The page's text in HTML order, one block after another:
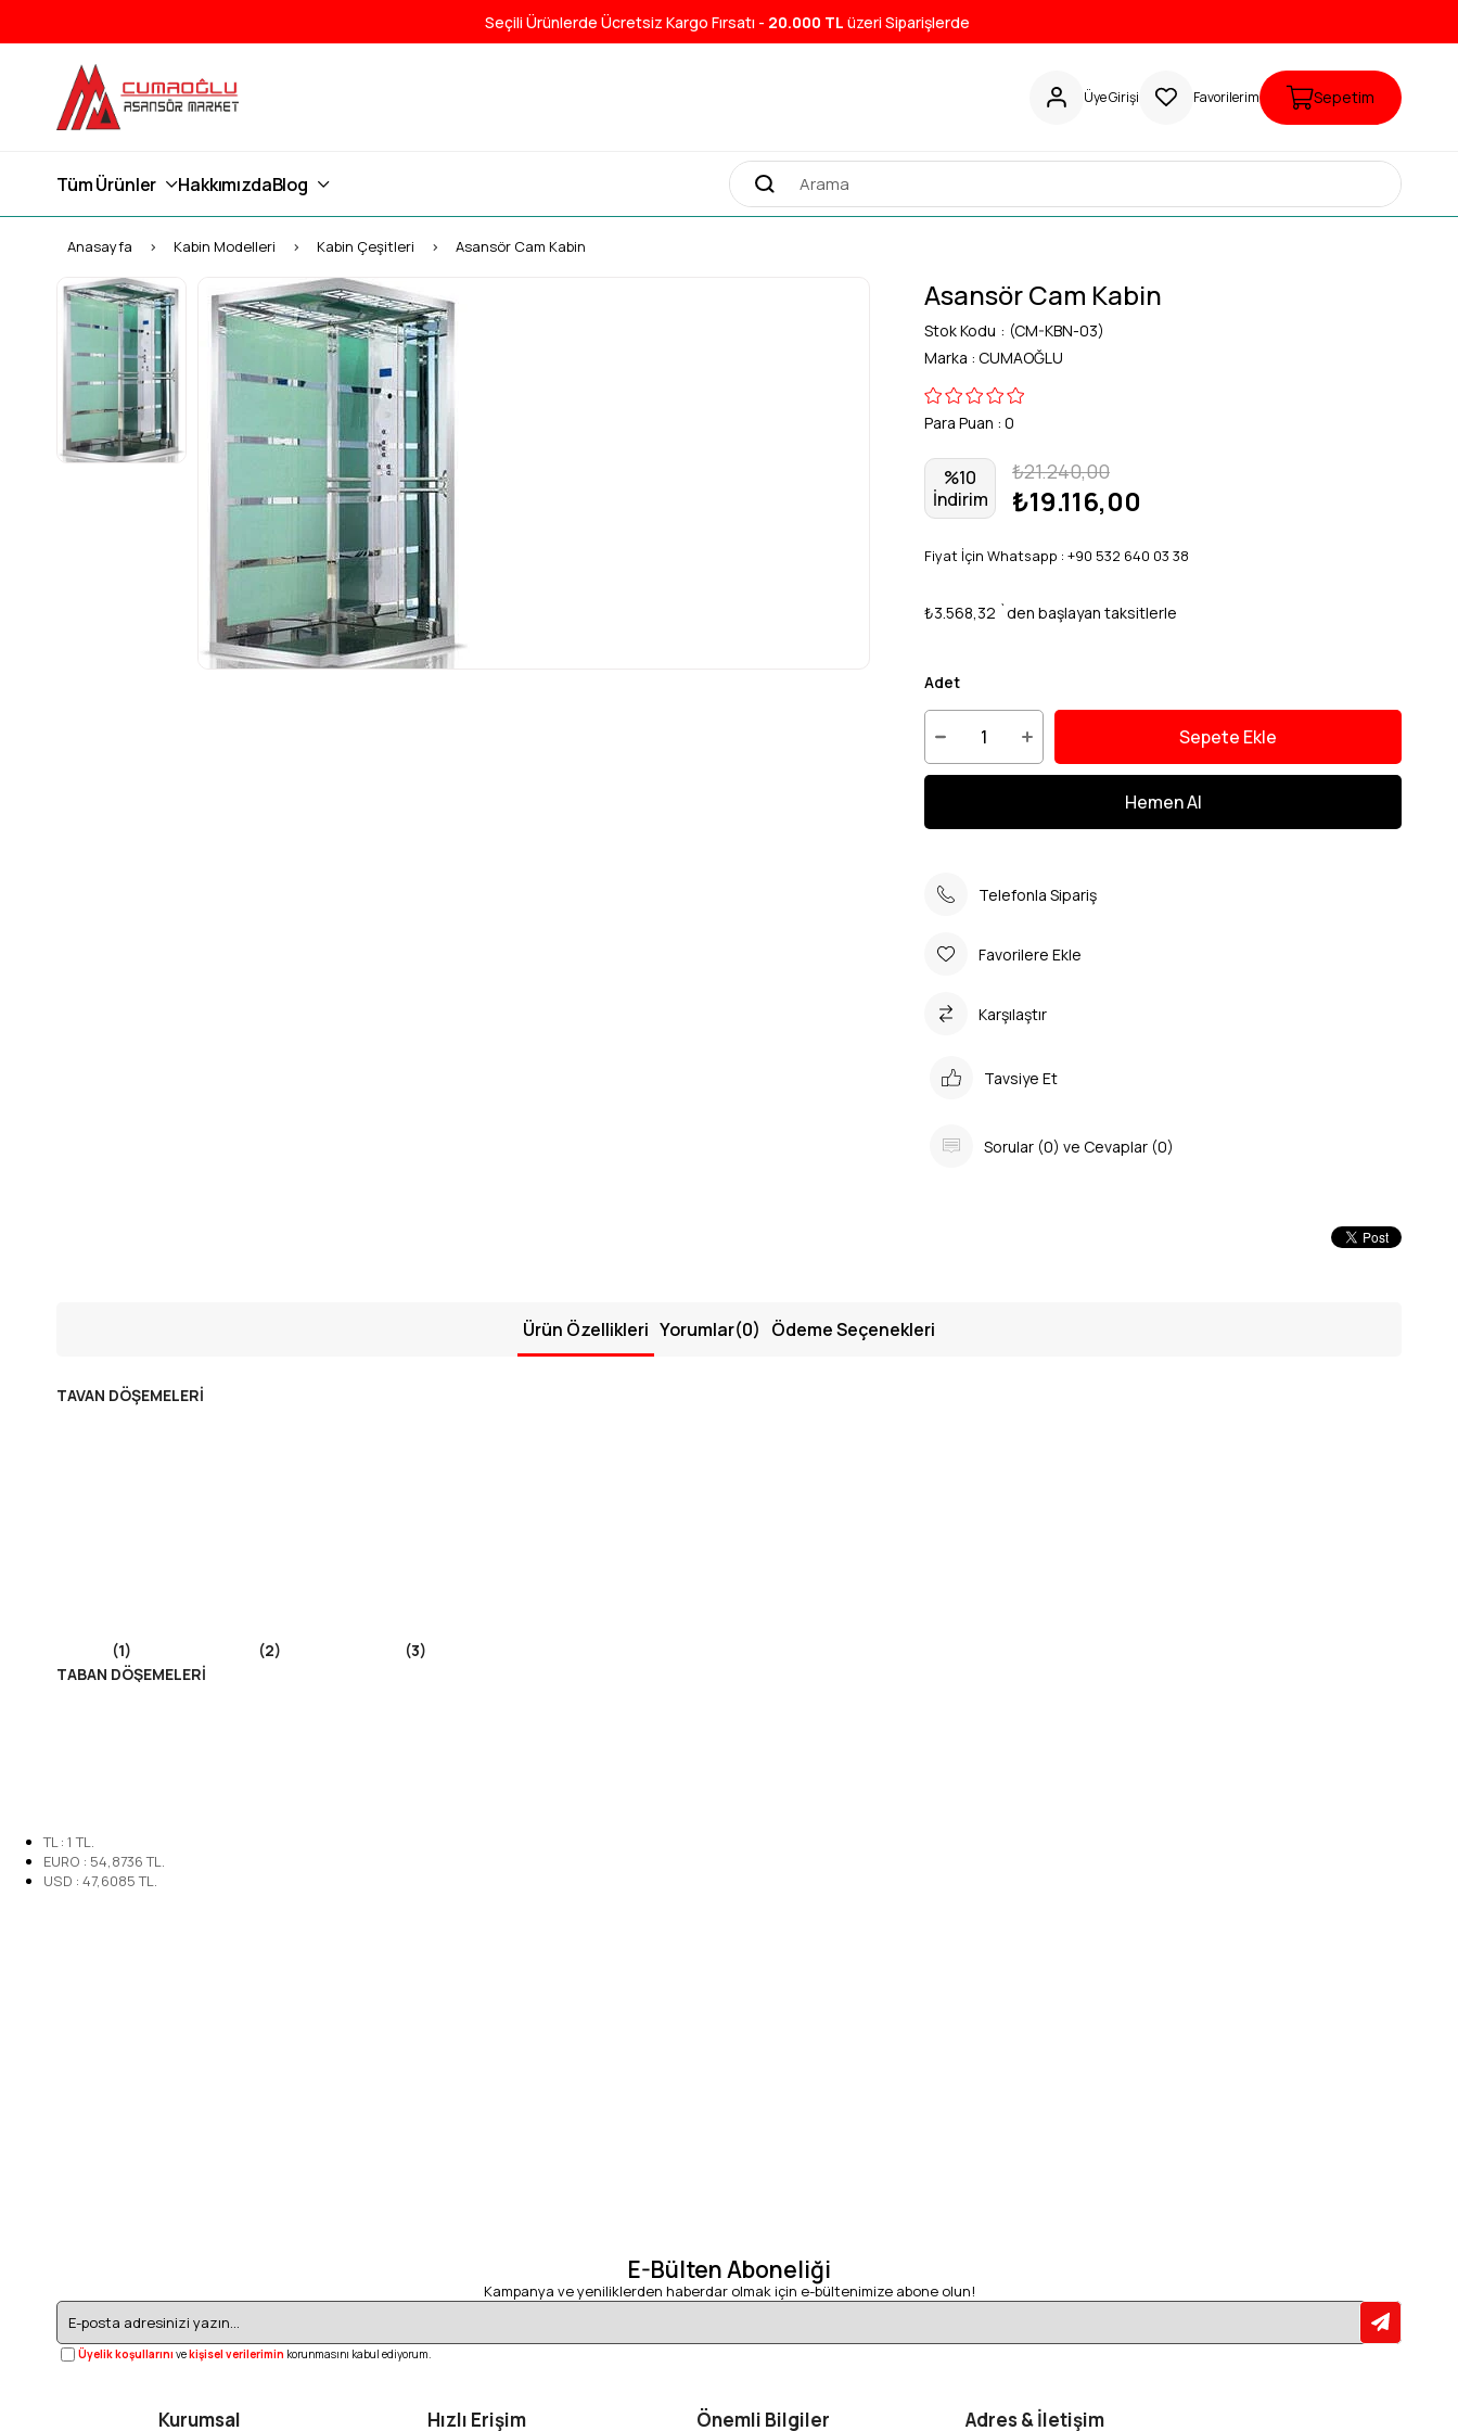
Seçili Ürünlerde Ücretsiz Kargo Fırsatı - 20.000 TL üzeri Siparişlerde
Üye Girişi Favorilerim Sepetim
Tüm Ürünler HakkımızdaBlog
Anasayfa Kabin Modelleri Kabin Çeşitleri Asansör Cam Kabin
Asansör Cam Kabin
Stok Kodu
(CM-KBN-03)
Marka : CUMAOĞLU
Para Puan : 0
%10
İndirim
₺21.240,00
₺19.116,00
Fiyat İçin Whatsapp : +90 532 640 03 38
₺3.568,32 `den başlayan taksitlerle
Adet
Telefonla Sipariş
Favorilere Ekle
Karşılaştır
Tavsiye Et
Sorular (0) ve Cevaplar (0)
Ürün Özellikleri Yorumlar(0) Ödeme Seçenekleri
TAVAN DÖŞEMELERİ
(1) (2) (3)
TABAN DÖŞEMELERİ
TL: 1TL.
EURO : 54,8736TL.
USD : 47,6085TL.
E-Bülten Aboneliği
Kampanya ve yeniliklerden haberdar olmak için e-bültenimize abone olun!
Üyelik koşullarını vekişisel verilerimin korunmasını kabul ediyorum.
Kurumsal Hızlı Erişim Önemli Bilgiler Adres & İletişim